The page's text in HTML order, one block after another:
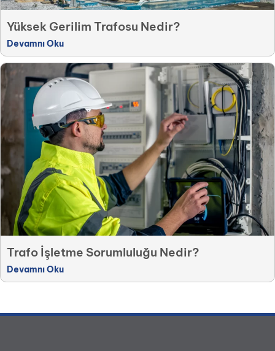
Yüksek Gerilim Trafosu Nedir?
Devamnı Oku
Trafo İşletme Sorumluluğu Nedir?
Devamnı Oku